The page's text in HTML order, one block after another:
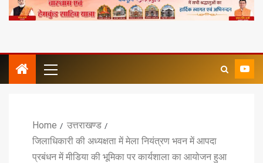
Home
उत्तराखण्ड
जिलाधिकारी की अध्यक्षता में मेला नियंत्रण भवन में आपदा
प्रबंधन में मीडिया की भूमिका पर कार्यशाला का आयोजन हुआ